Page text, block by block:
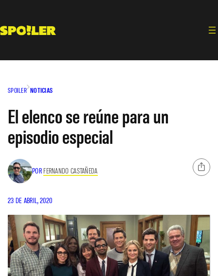
contenido
SPOILER NOTICIAS
El elenco se reúne para un
episodio especial
POR FERNANDO CASTAÑEDA
23 DE ABRIL, 2020